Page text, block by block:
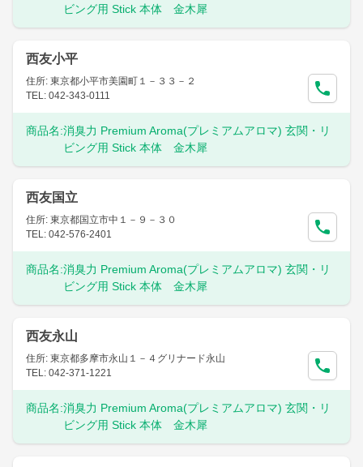
ビング用 Stick 本体 金木犀
西友小平
住所: 東京都小平市美園町１－３３－２
TEL: 042-343-0111
商品名:消臭力 Premium Aroma(プレミアムアロマ) 玄関・リ
ビング用 Stick 本体 金木犀
西友国立
住所: 東京都国立市中１－９－３０
TEL: 042-576-2401
商品名:消臭力 Premium Aroma(プレミアムアロマ) 玄関・リ
ビング用 Stick 本体 金木犀
西友永山
住所: 東京都多摩市永山１－４グリナード永山
TEL: 042-371-1221
商品名:消臭力 Premium Aroma(プレミアムアロマ) 玄関・リ
ビング用 Stick 本体 金木犀